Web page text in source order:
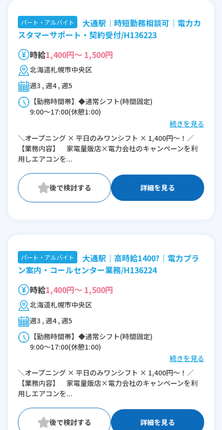
パート・アルバイト
大通駅｜時短勤務相談可｜電力カ
スタマーサポート・契約受付/H136223
時給1,400円～ 1,500円
北海道札幌市中央区
週3 , 週4 , 週5
【勤務時間帯】◆通常シフト(時間固定)
9:00〜17:00(休憩1:00)
※時短：時短勤務相談ください！（10:00～
17:00等）
続きを見る
＼オープニング × 平日のみワンシフト × 1,400円～！／
【業務内容】 家電量販店×電力会社のキャンペーンを利
用しエアコンを...
詳細を見る
パート・アルバイト
大通駅｜高時給1400?｜電力プラ
ン案内・コールセンター業務/H136224
時給1,400円～ 1,500円
北海道札幌市中央区
週3 , 週4 , 週5
【勤務時間帯】◆通常シフト(時間固定)
9:00〜17:00(休憩1:00)
※残業：0〜1時間程度/月
※時短：時短勤務相談ください！（10:00～
17:00等）
続きを見る
＼オープニング × 平日のみワンシフト × 1,400円～！／
【業務内容】 家電量販店×電力会社のキャンペーンを利
用しエアコンを...
詳細を見る